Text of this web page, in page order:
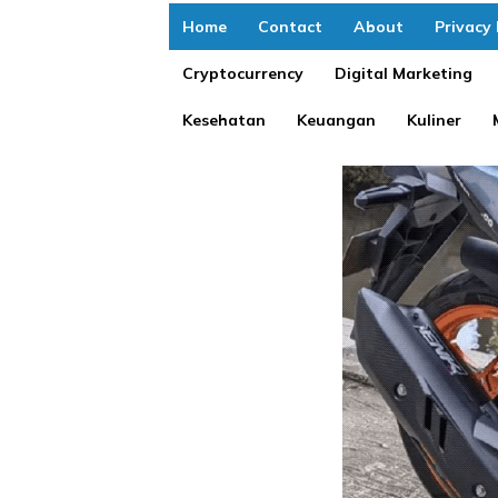
Home Contact About Privacy
Cryptocurrency Digital Marketing
Kesehatan Keuangan Kuliner